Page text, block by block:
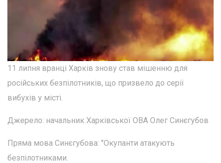
11 липня вранці Харків знову став мішенню для
російських безпілотників, що призвело до серії
вибухів у місті.
Джерело: начальник Харківської ОВА Олег Синєгубов
Пряма мова Синєгубова: "Окупанти атакують
безпілотниками.